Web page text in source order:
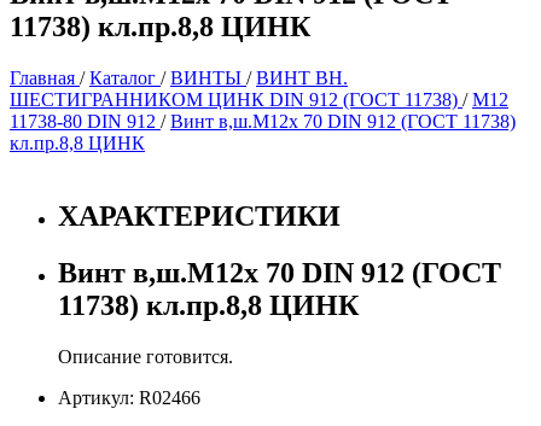
11738) кл.пр.8,8 ЦИНК
Главная /Каталог /ВИНТЫ /ВИНТ ВН.
ШЕСТИГРАННИКОМ ЦИНК DIN 912 (ГОСТ 11738) /М12
11738-80 DIN 912 /Винт в,ш.М12х 70 DIN 912 (ГОСТ 11738)
кл.пр.8,8 ЦИНК
ХАРАКТЕРИСТИКИ
Винт в,ш.М12х 70 DIN 912 (ГОСТ
11738) кл.пр.8,8 ЦИНК
Описание готовится.
Артикул: R02466